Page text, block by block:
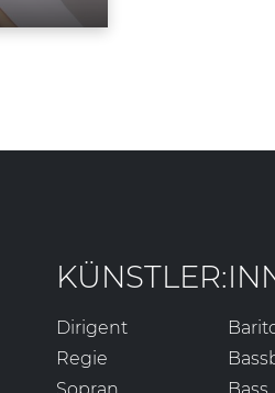
Dirigent
Regie